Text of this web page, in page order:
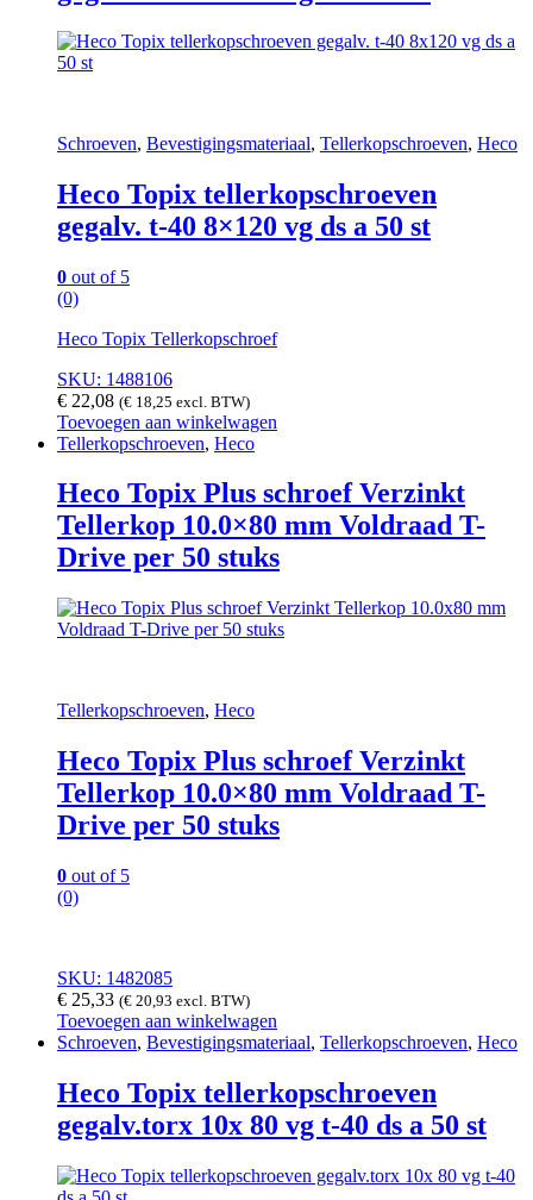
Schroeven, Bevestigingsmateriaal, Tellerkopschroeven, Heco
Heco Topix tellerkopschroeven
gegalv. t-40 8×120 vg ds a 50 st
0 out of 5
(0)
Heco Topix Tellerkopschroef
SKU: 1488106
€ 22,08 (€ 18,25 excl. BTW)
Toevoegen aan winkelwagen
Tellerkopschroeven, Heco
Heco Topix Plus schroef Verzinkt
Tellerkop 10.0×80 mm Voldraad T-
Drive per 50 stuks
Tellerkopschroeven, Heco
Heco Topix Plus schroef Verzinkt
Tellerkop 10.0×80 mm Voldraad T-
Drive per 50 stuks
0 out of 5
(0)
SKU: 1482085
€ 25,33 (€ 20,93 excl. BTW)
Toevoegen aan winkelwagen
Schroeven, Bevestigingsmateriaal, Tellerkopschroeven, Heco
Heco Topix tellerkopschroeven
gegalv.torx 10x 80 vg t-40 ds a 50 st